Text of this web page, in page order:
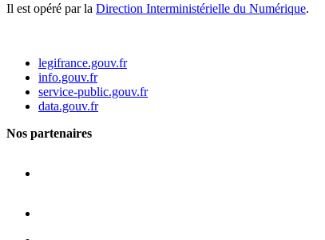
Il est opéré par la Direction Interministérielle du Numérique.
legifrance.gouv.fr
info.gouv.fr
service-public.gouv.fr
data.gouv.fr
Nos partenaires